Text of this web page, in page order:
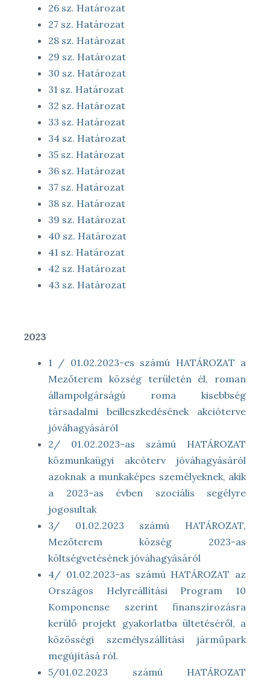
26 sz. Határozat
27 sz. Határozat
28 sz. Határozat
29 sz. Határozat
30 sz. Határozat
31 sz. Határozat
32 sz. Határozat
33 sz. Határozat
34 sz. Határozat
35 sz. Határozat
36 sz. Határozat
37 sz. Határozat
38 sz. Határozat
39 sz. Határozat
40 sz. Határozat
41 sz. Határozat
42 sz. Határozat
43 sz. Határozat
2023
1 / 01.02.2023-es számú HATÁROZAT a
Mezőterem község területén él, roman
állampolgárságú roma kisebbség
társadalmi beilleszkedésének akcióterve
jóváhagyásáról
2/ 01.02.2023-as számú HATÁROZAT
közmunkaügyi akcóterv jóváhagyásáról
azoknak a munkaképes személyeknek, akik
a 2023-as évben szociális segélyre
jogosultak
3/ 01.02.2023 számú HATÁROZAT,
Mezőterem község 2023-as
költségvetésének jóváhagyásáról
4/ 01.02.2023-as számú HATÁROZAT az
Országos Helyreállítási Program 10
Komponense szerint finanszírozásra
kerülő projekt gyakorlatba ültetéséről, a
közösségi személyszállítási járműpark
megújításá ról.
5/01.02.2023 számú HATÁROZAT